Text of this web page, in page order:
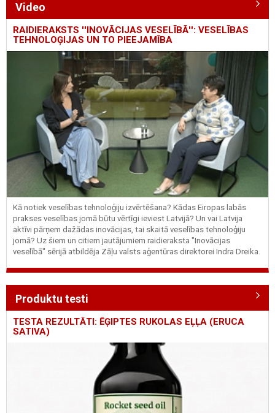
Video
RAIDIERAKSTS ''INOVĀCIJAS VESELĪBĀ'': VESELĪBAS
TEHNOLOĢIJAS UN TO PIEEJAMĪBA
Kā notiek veselības tehnoloģiju izvērtēšana? Kādas Eiropas labās
prakses veselības jomā būtu vērtīgi ieviest Latvijā? Un vai Latvija
aktīvi pārņem dažādas inovācijas, tai skaitā veselības tehnoloģiju
jomā? Uz šiem un citiem jautājumiem raidieraksta "Inovācijas
veselībā" sērijā atbildēja Zāļu valsts aģentūras direktorei Indra Dreika.
Produktu testi
TESTA REZULTĀTI: ĒĢIPTES RUKOLAS EĻĻA (ERUCA
SATIVA)